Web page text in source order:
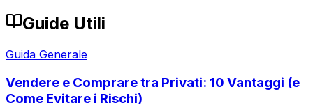
Guide Utili
Guida Generale
Vendere e Comprare tra Privati: 10 Vantaggi (e
Come Evitare i Rischi)